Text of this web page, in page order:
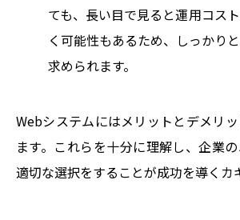
ても、長い目で見ると運用コス
く可能性もあるため、しっかり
求められます。
Webシステムにはメリットとデメリ
ます。これらを十分に理解し、企業
適切な選択をすることが成功を導くカ